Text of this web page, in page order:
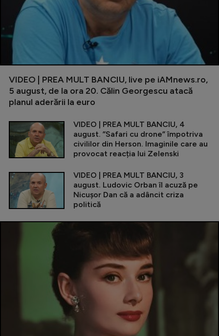
VIDEO | PREA MULT BANCIU, live pe iAMnews.ro,
5 august, de la ora 20. Călin Georgescu atacă
planul aderării la euro
VIDEO | PREA MULT BANCIU, 4
august. ”Safari cu drone” împotriva
civililor din Herson. Imaginile care au
provocat reacția lui Zelenski
VIDEO | PREA MULT BANCIU, 3
august. Ludovic Orban îl acuză pe
Nicușor Dan că a adâncit criza
politică